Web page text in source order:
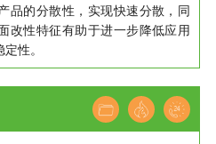
品的分散性，实现快速分散，同
改性特征有助于进一步降低应用
性。